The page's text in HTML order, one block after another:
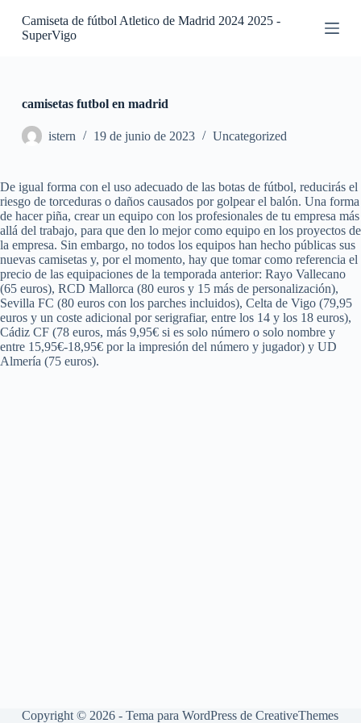
S
e
n
i
d
o
Camiseta de fútbol Atletico de Madrid 2024 2025 -
SuperVigo
camisetas futbol en madrid
istern 19 de junio de 2023 Uncategorized
De igual forma con el uso adecuado de las botas de fútbol, reducirás el
riesgo de torceduras o daños causados por golpear el balón. Una forma
de hacer piña, crear un equipo con los profesionales de tu empresa más
allá del trabajo, para que den lo mejor como equipo en los proyectos de
la empresa. Sin embargo, no todos los equipos han hecho públicas sus
nuevas camisetas y, por el momento, hay que tomar como referencia el
precio de las equipaciones de la temporada anterior: Rayo Vallecano
(65 euros), RCD Mallorca (80 euros y 15 más de personalización),
Sevilla FC (80 euros con los parches incluidos), Celta de Vigo (79,95
euros y un coste adicional por serigrafiar, entre los 14 y los 18 euros),
Cádiz CF (78 euros, más 9,95€ si es solo número o solo nombre y
entre 15,95€-18,95€ por la impresión del número y jugador) y UD
Almería (75 euros).
Copyright © 2026 - Tema para WordPress de CreativeThemes